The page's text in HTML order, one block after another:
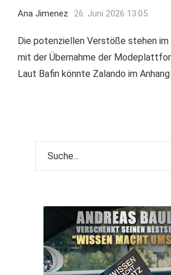
Ana Jimenez 26. Juni 2026 13:05
Die potenziellen Verstöße stehen im
mit der Übernahme der
Laut Bafin könnte Zalando im